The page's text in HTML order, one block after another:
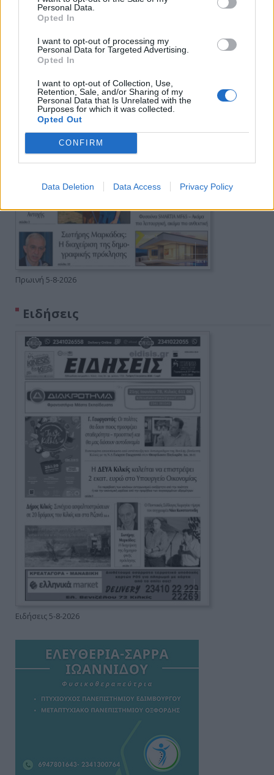
Personal Data.
Opted In
I want to opt-out of processing my
Personal Data for Targeted Advertising.
Opted In
I want to opt-out of Collection, Use,
Retention, Sale, and/or Sharing of my
Personal Data that Is Unrelated with the
Purposes for which it was collected.
Opted Out
CONFIRM
Data Deletion Data Access Privacy Policy
Πρωινή 5-8-2026
Ειδήσεις
Ειδήσεις 5-8-2026